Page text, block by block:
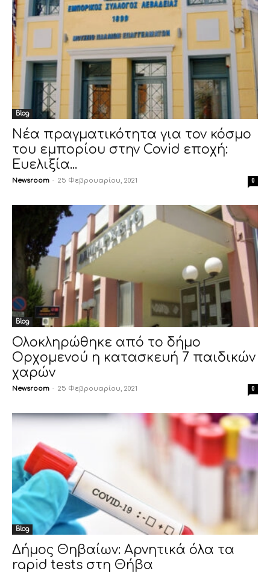
Blog
Νέα πραγματικότητα για τον κόσμο
του εμπορίου στην Covid εποχή:
Eυελιξία...
Newsroom - 25 Φεβρουαρίου, 2021 0
Blog
Ολοκληρώθηκε από το δήμο
Ορχομενού η κατασκευή 7 παιδικών
χαρών
Newsroom - 25 Φεβρουαρίου, 2021 0
Blog
Δήμος Θηβαίων: Αρνητικά όλα τα
rapid tests στη Θήβα